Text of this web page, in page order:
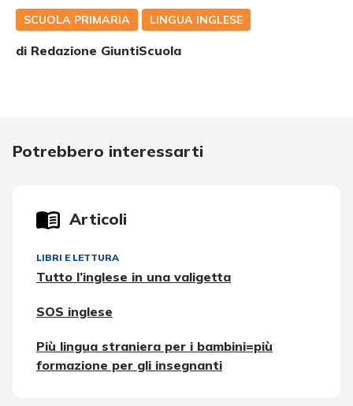
SCUOLA PRIMARIA LINGUA INGLESE
di Redazione GiuntiScuola
Potrebbero interessarti
Articoli
LIBRI E LETTURA
Tutto l’inglese in una valigetta
SOS inglese
Più lingua straniera per i bambini=più
formazione per gli insegnanti